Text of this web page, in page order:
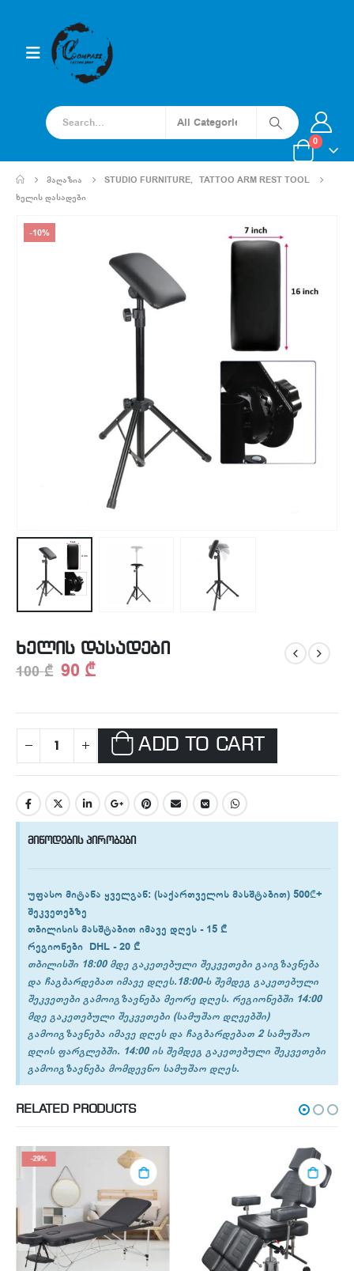
0
ᲛᲐᲦᲐᲖᲘᲐ STUDIO FURNITURE, TATTOO ARM REST TOOL
ᲮᲔᲚᲘᲡ ᲓᲐᲡᲐᲓᲔᲑᲘ
-10%
ხელის დასადები
100₾ 90 ₾
ADD TO CART
მიწოდების პირობები
უფასო მიტანა ყველგან: (საქართველოს მასშტაბით) 500₾+
შეკვეთებზე
თბილისის მასშტაბით იმავე დღეს -15 ₾
რეგიონები DHL -20 ₾
თბილისში 18:00 მდე გაკეთებული შეკვეთები გაიგზავნება
და ჩაგბარდებათ იმავე დღეს.18:00-ს შემდეგ გაკეთებული
შეკვეთები გამოიგზავნება მეორე დღეს. რეგიონებში 14:00
მდე გაკეთებული შეკვეთები (სამუშაო დღეებში)
გამოიგზავნება იმავე დღეს და ჩაგბარდებათ 2 სამუშაო
დღის ფარგლებში. 14:00 ის შემდეგ გაკეთებული შეკვეთები
გამოიგზავნება მომდევნო სამუშაო დღეს.
RELATED PRODUCTS
-29%